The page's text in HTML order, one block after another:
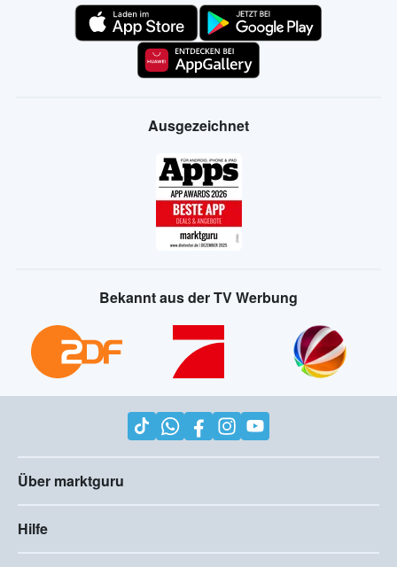
Ausgezeichnet
Bekannt aus der TV Werbung
Über marktguru
Hilfe